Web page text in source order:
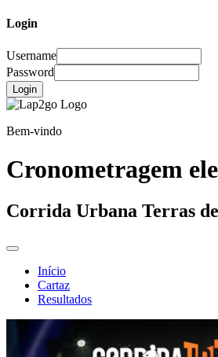
Login
Username
Password
Login
Bem-vindo
Cronometragem
Corrida Urbana Terras
Início
Cartaz
Resultados